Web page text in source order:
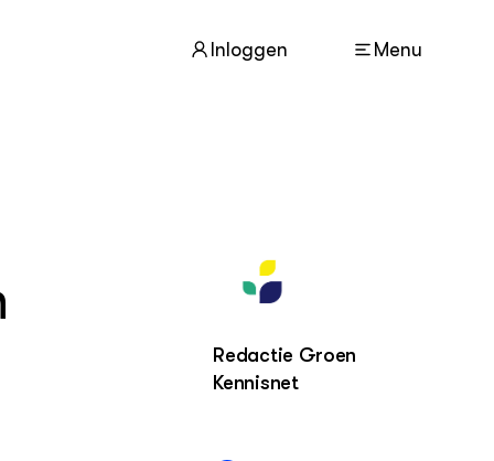
Inloggen Menu
Redactie Groen
Kennisnet